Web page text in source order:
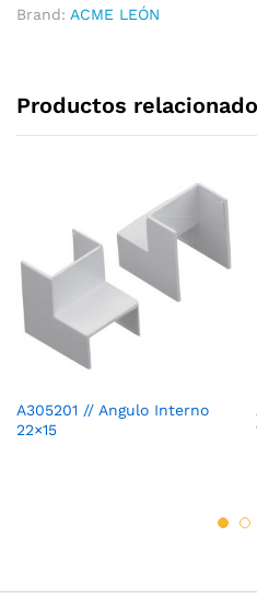
Brand: ACME LEÓN
Productos
A305201 // Angulo Interno
22×15